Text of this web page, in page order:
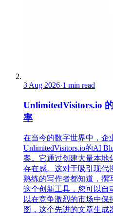
3 Aug 2026·1 min read
UnlimitedVisitors.io
率
在当今的数字世界中，企
UnlimitedVisitors.io的AI
案。它通过创建大量本地
存在感。这对于吸引现代
熟练的写作者都知道，撰
这个创新工具，您可以自
以在竞争激烈的市场中保
图，这个先进的文章生成